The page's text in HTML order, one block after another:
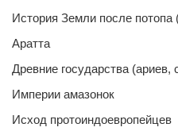
История Земли после потопа
Аратта
Древние государства
Империи амазонок
Исход протоиндоевропейцев